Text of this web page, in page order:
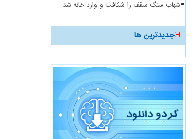
شهاب سنگ سقف را شکافت و وارد خانه شد
جدیدترین ها